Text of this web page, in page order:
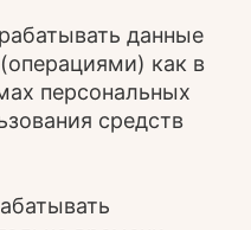
данные
как в
персональных
средств